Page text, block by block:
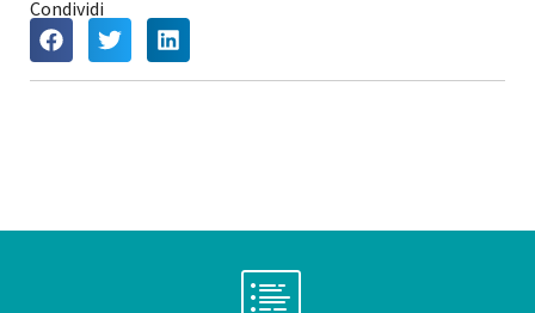
Condividi